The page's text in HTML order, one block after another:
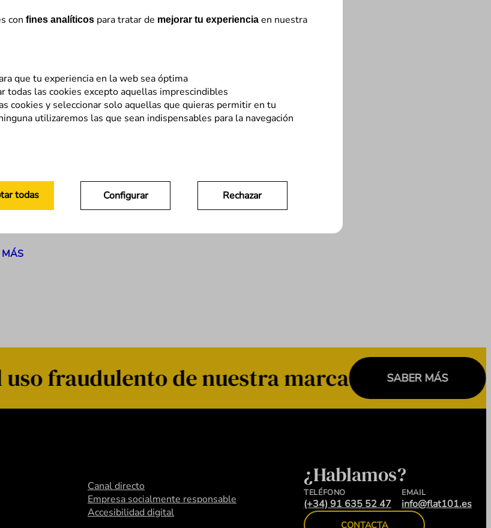
con fines analíticos para tratar de mejorar tu experiencia en nuestra
que tu experiencia en la web sea óptima
todas las cookies excepto aquellas imprescindibles
cookies y seleccionar solo aquellas que quieras permitir en tu
utilizaremos las que sean indispensables para la navegación
Configurar Rechazar
todas
de 2024
retiro de Cookies de terceros en Google
descubre cómo cambiará el análisis de
MÁS
fraudulento de nuestra marca SABER MÁS
Canal directo
Empresa socialmente responsable
Accesibilidad digital
¿Hablamos?
TELÉFONO
(+34) 91 635 52 47
EMAIL
info@flat101.es
CONTACTA